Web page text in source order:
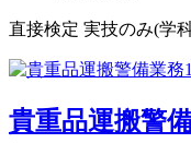
直接検定 実技のみ(学
貴重品運搬警